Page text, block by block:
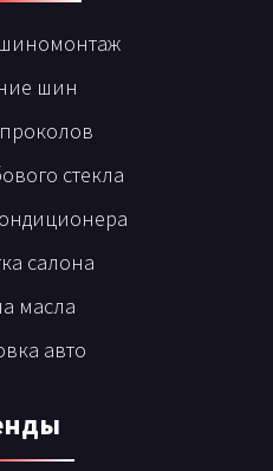
шин
стекла
салона
масла
авто